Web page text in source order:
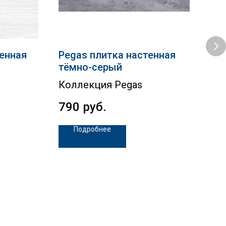
Pegas плитка настенная
тёмно-серый
Коллекция Pegas
790 руб.
Подробнее